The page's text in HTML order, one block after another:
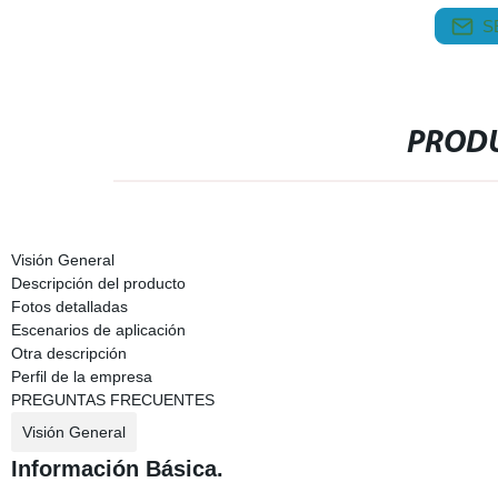
Visión General
Descripción del producto
Fotos detalladas
Escenarios de aplicación
Otra descripción
Perfil de la empresa
PREGUNTAS FRECUENTES
Visión General
Información Básica.